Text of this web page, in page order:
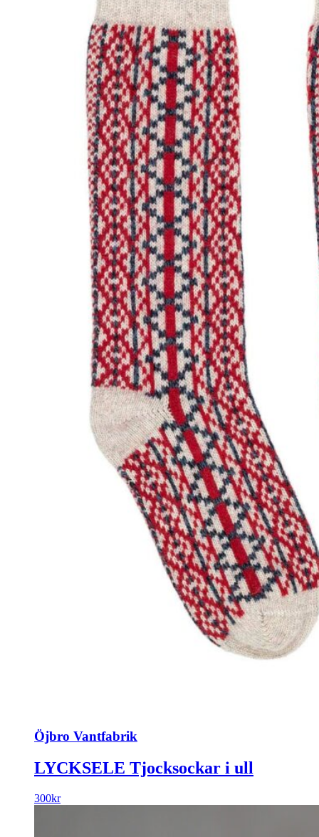
Öjbro Vantfabrik
LYCKSELE Tjocksockar i ull
300kr